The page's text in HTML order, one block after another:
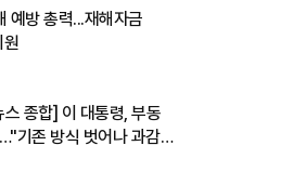
예방 총력...재해자금
종합] 이 대통령, 부동
기존 방식 벗어나 과감